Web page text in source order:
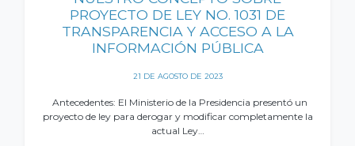
PROYECTO DE LEY NO. 1031 DE
TRANSPARENCIA Y ACCESO A LA
INFORMACIÓN PÚBLICA
21 DE AGOSTO DE 2023
Antecedentes: El Ministerio de la Presidencia presentó un
proyecto de ley para derogar y modificar completamente la
actual Ley…